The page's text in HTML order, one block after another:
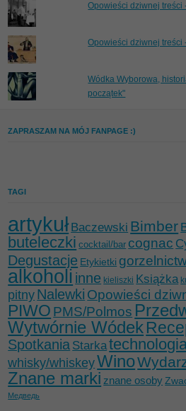
Opowieści dziwnej treści
Opowieści dziwnej treści
Wódka Wyborowa,
początek"
ZAPRASZAM NA MÓJ FANPAGE :)
TAGI
artykułBaczewski Bimber
buteleczki cocktail/bar cognac
Degustacje Etykietki
alkoholi inne kieliszki Książka
pitny Nalewki Opowieści
PIWO PMS/Polmos
Wytwórnie Wódek
Spotkania Starka
whisky/whiskeyWino
Znane marki znane osoby
Медведь